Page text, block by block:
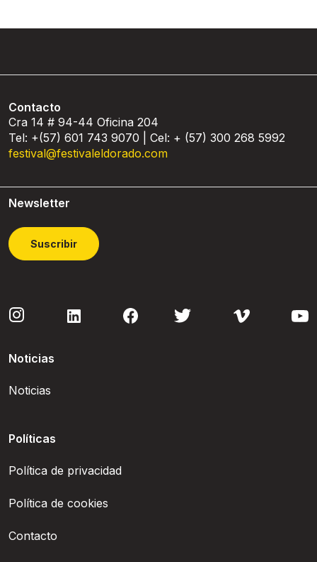
Contacto
Cra 14 # 94-44 Oficina 204
Tel: +(57) 601 743 9070 | Cel: + (57) 300 268 5992
festival@festivaleldorado.com
Newsletter
Suscribir
Noticias
Noticias
Políticas
Política de privacidad
Política de cookies
Contacto